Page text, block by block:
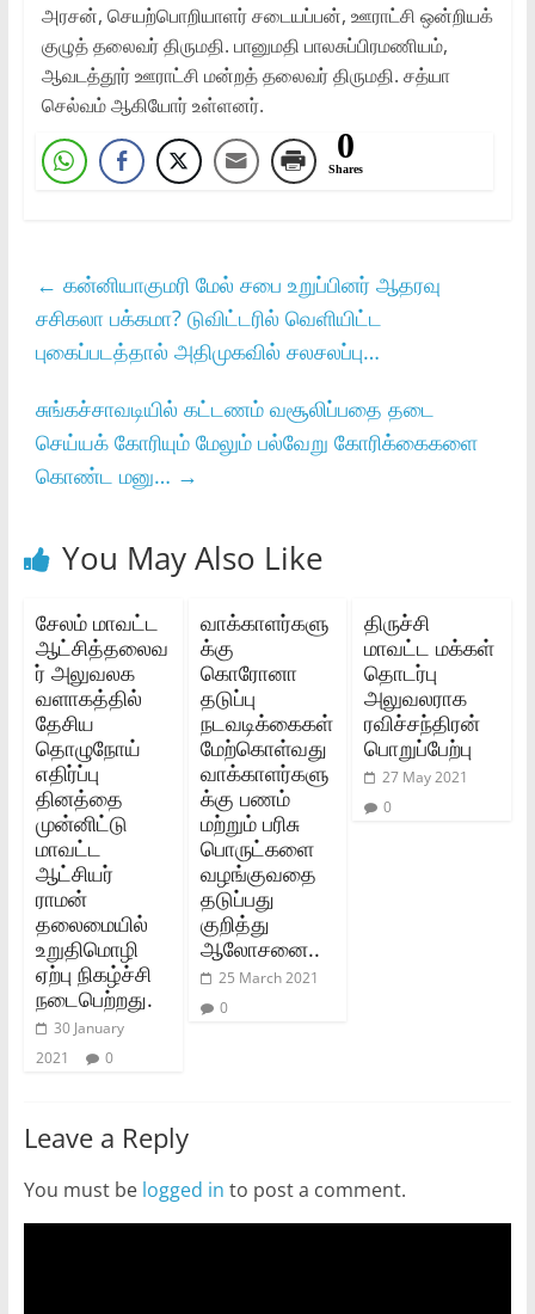
அரசன், செயற்பொறியாளர் சடையப்பன், ஊராட்சி ஒன்றியக்
குழுத் தலைவர் திருமதி. பானுமதி பாலசுப்பிரமணியம்,
ஆவடத்தூர் ஊராட்சி மன்றத் தலைவர் திருமதி. சத்யா
செல்வம் ஆகியோர் உள்ளனர்.
0
Shares
← கன்னியாகுமரி மேல் சபை உறுப்பினர் ஆதரவு
சசிகலா பக்கமா? டுவிட்டரில் வெளியிட்ட
புகைப்படத்தால் அதிமுகவில் சலசலப்பு…
சுங்கச்சாவடியில் கட்டணம் வசூலிப்பதை தடை
செய்யக் கோரியும் மேலும் பல்வேறு கோரிக்கைகளை
கொண்ட மனு… →
You May Also Like
சேலம் மாவட்ட
ஆட்சித்தலைவ
ர் அலுவலக
வளாகத்தில்
தேசிய
தொழுநோய்
எதிர்ப்பு
தினத்தை
முன்னிட்டு
மாவட்ட
ஆட்சியர்
ராமன்
தலைமையில்
உறுதிமொழி
ஏற்பு நிகழ்ச்சி
நடைபெற்றது.
30 January
2021
0
வாக்காளர்களு
க்கு
கொரோனா
தடுப்பு
நடவடிக்கைகள்
மேற்கொள்வது
வாக்காளர்களு
க்கு பணம்
மற்றும் பரிசு
பொருட்களை
வழங்குவதை
தடுப்பது
குறித்து
ஆலோசனை..
25 March 2021
0
திருச்சி
மாவட்ட மக்கள்
தொடர்பு
அலுவலராக
ரவிச்சந்திரன்
பொறுப்பேற்பு
27 May 2021
0
Leave a Reply
You must be logged in to post a comment.